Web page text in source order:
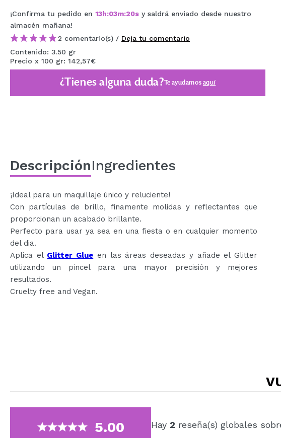
MAQUIFARMA
KOREA ZONE
TRAVEL SIZE
NATURE
PRÓXIMAMENTE
¡Confirma tu pedido en 13h:03m:20s y saldrá enviado desde nuestro
almacén mañana!
2 comentario(s) / Deja tu comentario
Contenido: 3.50 gr
Precio x 100 gr: 142,57€
¿Tienes alguna duda?Te ayudamosaquí
DescripciónIngredientes
¡Ideal para un maquillaje único y reluciente!
Con partículas de brillo, finamente molidas y reflectantes que
proporcionan un acabado brillante.
Perfecto para usar ya sea en una fiesta o en cualquier momento
del dia.
Aplica el Glitter Glue en las áreas deseadas y añade el Glitter
utilizando un pincel para una mayor precisión y mejores
resultados.
Cruelty free and Vegan.
5.00 Hay 2 reseña(s) globales